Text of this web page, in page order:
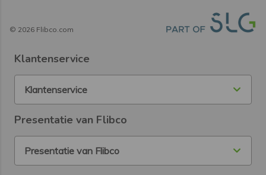
© 2026 Flibco.com
Klantenservice
Klantenservice
Presentatie van Flibco
Presentatie van Flibco